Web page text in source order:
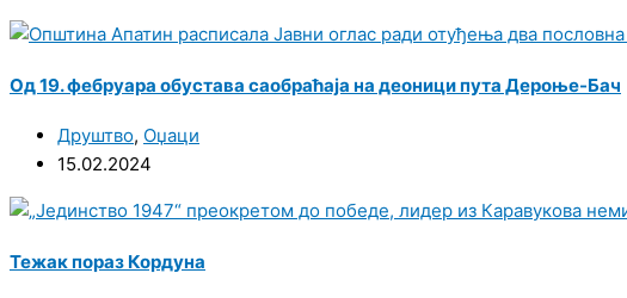
Од 19. фебруара обустава саобраћаја на деоници пута Дероње-Бач
Друштво, Оџаци
15.02.2024
Тежак пораз Кордуна